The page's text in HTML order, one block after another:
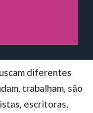
diferentes
trabalham, são
escritoras,